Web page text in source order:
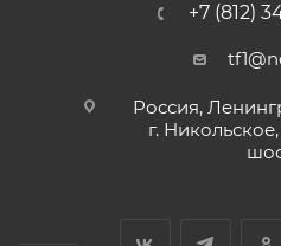
+7 (812)
Россия,
г.